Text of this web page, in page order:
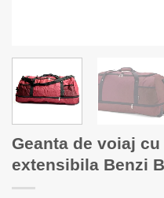
Geanta de voiaj
extensibila Benzi